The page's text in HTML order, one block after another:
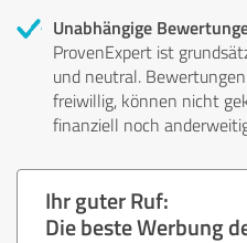
Unabhängige
ProvenExpert ist
und neutral.
freiwillig, können nicht
finanziell noch
Ihr guter Ruf:
Die beste Werbung